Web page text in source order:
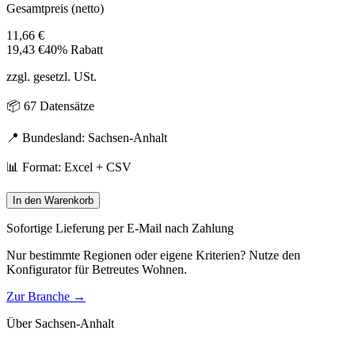
Gesamtpreis (netto)
11,66 €
19,43 €40% Rabatt
zzgl. gesetzl. USt.
📦 67 Datensätze
📍 Bundesland: Sachsen-Anhalt
📊 Format: Excel + CSV
In den Warenkorb
Sofortige Lieferung per E-Mail nach Zahlung
Nur bestimmte Regionen oder eigene Kriterien? Nutze den
Konfigurator fürBetreutes Wohnen.
Zur Branche →
Über Sachsen-Anhalt